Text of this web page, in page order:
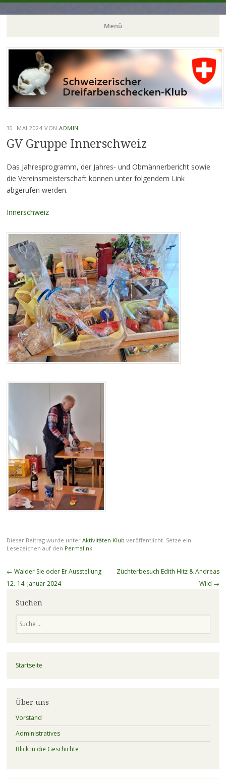
Menü
Zum
springen
30. MAI 2024 VONADMIN
GV Gruppe Innerschweiz
Das Jahresprogramm, der Jahres- und Obmännerbericht sowie
die Vereinsmeisterschaft können unter folgendem Link
abgerufen werden.
Innerschweiz
Dieser Beitrag wurde unter Aktivitäten Klub veröffentlicht. Setze ein
Lesezeichen auf den Permalink.
Beitragsnavigation
← Walder Sie oder Er Ausstellung
12.-14. Januar 2024
Züchterbesuch Edith Hitz & Andreas
Wild →
Suchen
Startseite
Über uns
Vorstand
Administratives
Blick in die Geschichte